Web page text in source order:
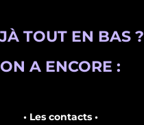
TOUT EN BAS ?
ON A ENCORE :
• Les contacts •